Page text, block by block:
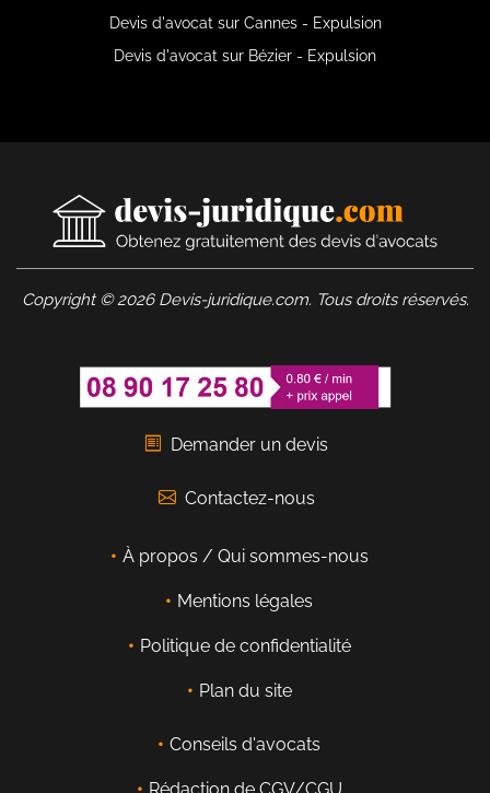
Devis d'avocat sur Cannes - Expulsion
Devis d'avocat sur Bézier - Expulsion
Copyright © 2026 Devis-juridique.com. Tous droits réservés.
Demander un devis
Contactez-nous
À propos / Qui sommes-nous
Mentions légales
Politique de confidentialité
Plan du site
Conseils d'avocats